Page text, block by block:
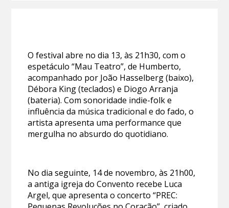
O festival abre no dia 13, às 21h30, com o
espetáculo “Mau Teatro”, de Humberto,
acompanhado por João Hasselberg (baixo),
Débora King (teclados) e Diogo Arranja
(bateria). Com sonoridade indie-folk e
influência da música tradicional e do fado, o
artista apresenta uma performance que
mergulha no absurdo do quotidiano.
No dia seguinte, 14 de novembro, às 21h00,
a antiga igreja do Convento recebe Luca
Argel, que apresenta o concerto “PREC: